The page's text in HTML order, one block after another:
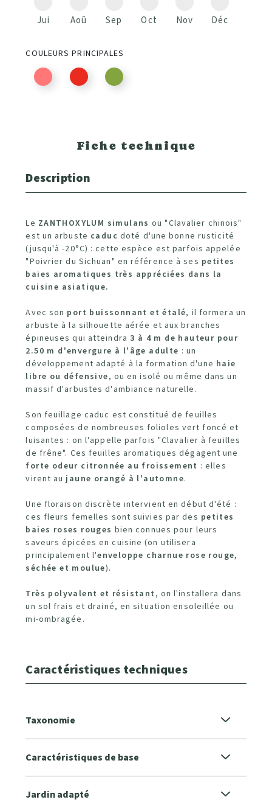
Jui Aoû Sep Oct Nov Déc
COULEURS PRINCIPALES
Fiche technique
Description
Le ZANTHOXYLUM simulansou "Clavalier chinois"
est un arbuste caduc doté d'une bonne rusticité
(jusqu'à -20°C) : cette espèce est parfois appelée
"Poivrier du Sichuan" en référence à ses petites
baies aromatiques très appréciées dans la
cuisine asiatique.
Avec son port buissonnant et étalé, il formera un
arbuste à la silhouette aérée et aux branches
épineuses qui atteindra 3 à 4 m de hauteur pour
2.50 m d'envergure à l'âge adulte : un
développement adapté à la formation d'une haie
libre ou défensive, ou en isolé ou même dans un
massif d'arbustes d'ambiance naturelle.
Son feuillage caduc est constitué de feuilles
composées de nombreuses folioles vert foncé et
luisantes : on l'appelle parfois "Clavalier à feuilles
de frêne". Ces feuilles aromatiques dégagent une
forte odeur citronnée au froissement : elles
virent au jaune orangé à l'automne.
Une floraison discrète intervient en début d'été :
ces fleurs femelles sont suivies par des petites
baies roses rouges bien connues pour leurs
saveurs épicées en cuisine (on utilisera
principalement l'enveloppe charnue rose rouge,
séchée et moulue).
Très polyvalent et résistant , on l'installera dans
un sol frais et drainé, en situation ensoleillée ou
mi-ombragée.
Caractéristiques techniques
Taxonomie
Caractéristiques de base
Jardin adapté